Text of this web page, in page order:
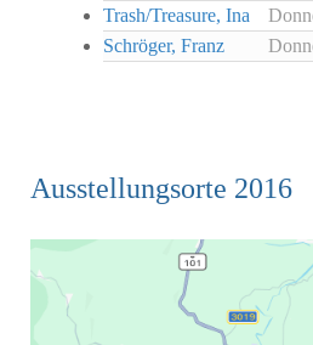
Trash/Treasure, Ina
Schröger, Franz
Ausstellungsorte 2016